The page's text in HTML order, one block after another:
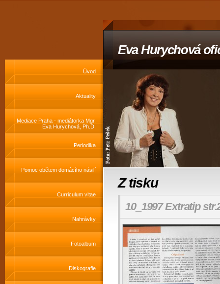
Eva Hurychová
Úvod
Aktuality
Mediace Praha - mediátorka Mgr.
Eva Hurychová, Ph.D.
Periodika
Pomoc obětem domácího násilí
Curriculum vitae
Nahrávky
Fotoalbum
Diskografie
Z tisku
10_1997 Extratip